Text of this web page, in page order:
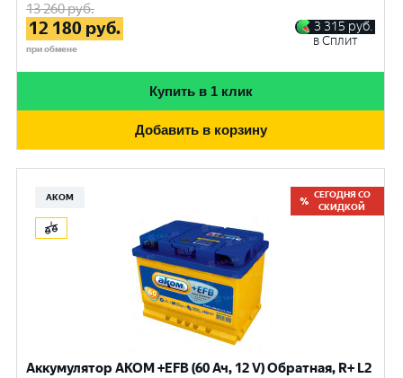
13 260руб.
12 180 руб.
при обмене
3 315 руб.
в Сплит
Купить в 1 клик
Добавить в корзину
АКОМ
СЕГОДНЯ СО
СКИДКОЙ
Аккумулятор AKOM +EFB (60 Ач, 12 V) Обратная, R+ L2